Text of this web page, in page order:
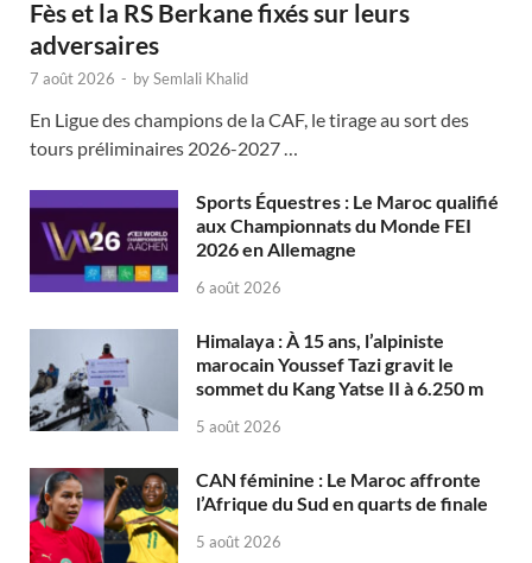
Fès et la RS Berkane fixés sur leurs
adversaires
7 août 2026 - bySemlali Khalid
En Ligue des champions de la CAF, le tirage au sort des
tours préliminaires 2026-2027 …
Sports Équestres : Le Maroc qualifié
aux Championnats du Monde FEI
2026 en Allemagne
6 août 2026
Himalaya : À 15 ans, l’alpiniste
marocain Youssef Tazi gravit le
sommet du Kang Yatse II à 6.250 m
5 août 2026
CAN féminine : Le Maroc affronte
l’Afrique du Sud en quarts de finale
5 août 2026